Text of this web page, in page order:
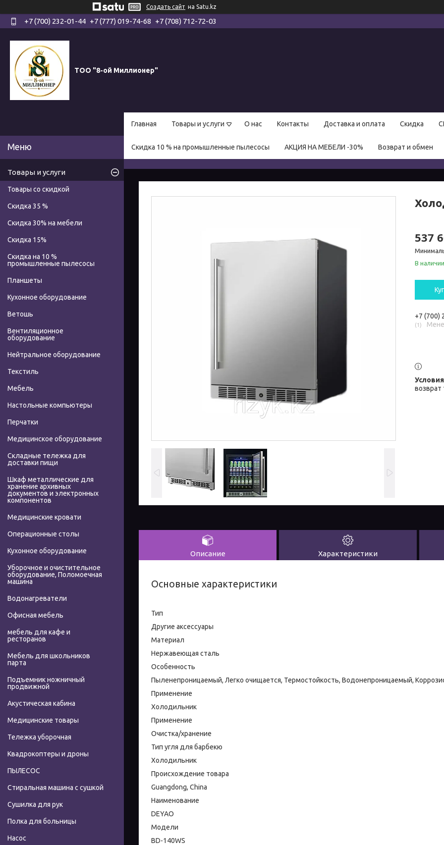
Создать сайт на Satu.kz
+7 (700) 232-01-44 +7 (777) 019-74-68 +7 (708) 712-72-03
ТОО "8-ой Миллионер"
Главная Товары и услуги О нас Контакты Доставка и оплата Скидка
Скидка 10 % на промышленные пылесосы АКЦИЯ НА МЕБЕЛИ -30% Возврат и обмен
537
В наличии
+7 (700)
1
возврат
Описание Характеристики
Основные характеристики
Тип
Другие аксессуары
Материал
Нержавеющая сталь
Особенность
Пыленепроницаемый, Легко очищается, Термостойкость, Водонепроницаемый,
Применение
Холодильник
Применение
Очистка/хранение
Тип угля для барбекю
Холодильник
Происхождение товара
Guangdong, China
Наименование
DEYAO
Модели
BD-140WS
Товары и услуги
Товары со скидкой
Скидка 35 %
Скидка 30% на мебели
Скидка 15%
Скидка на 10 %
промышленные пылесосы
Планшеты
Кухонное оборудование
Ветошь
Вентиляционное
оборудование
Нейтральное оборудование
Текстиль
Мебель
Настольные компьютеры
Перчатки
Медицинское оборудование
Складные тележка для
доставки пищи
Шкаф металлические для
хранение архивных
документов и электронных
компонентов
Медицинские кровати
Операционные столы
Кухонное оборудование
Уборочное и очистительное
оборудование, Поломоечная
машина
Водонагреватели
Офисная мебель
мебель для кафе и
ресторанов
Мебель для школьников
парта
Подъемник ножничный
продвижной
Акустическая кабина
Медицинские товары
Тележка уборочная
Квадрокоптеры и дроны
ПЫЛЕСОС
Стиральная машина с сушкой
Сушилка для рук
Полка для больницы
Насос